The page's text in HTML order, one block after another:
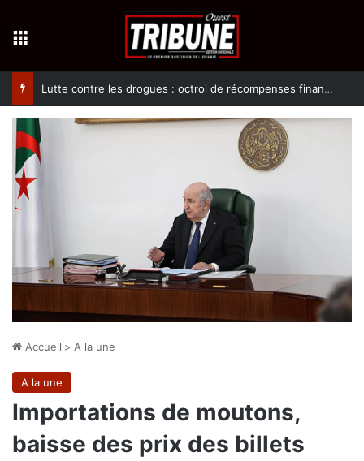
Lutte contre les drogues : octroi de récompenses financières aux dénonciateurs de trafiquants
Accueil > A la une
A la une
Importations de moutons,
baisse des prix des billets